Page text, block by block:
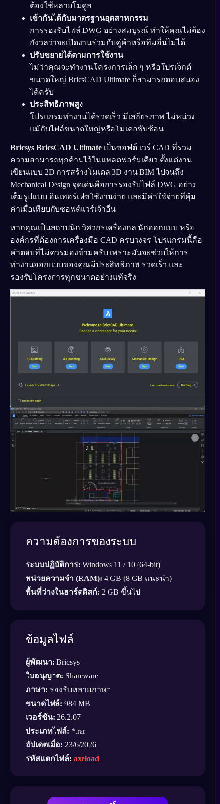
ต้องใช้หลายโมดูล
เข้ากันได้กับมาตรฐานอุตสาหกรรม
การรองรับไฟล์ DWG อย่างสมบูรณ์ ทำให้คุณไม่ต้อง
กังวลว่าจะเปิดงานร่วมกับคู่ค้าหรือทีมอื่นไม่ได้
ปรับขยายได้ตามการใช้งาน
ไม่ว่าคุณจะทำงานโครงการเล็ก ๆ หรือโปรเจ็กต์
ขนาดใหญ่ BricsCAD Ultimate ก็สามารถตอบสนอง
ได้ครับ
ประสิทธิภาพสูง
โปรแกรมทำงานได้รวดเร็ว มีเสถียรภาพ ไม่หน่วง
แม้กับไฟล์ขนาดใหญ่หรือโมเดลซับซ้อน
Bricsys BricsCAD Ultimate เป็นซอฟต์แวร์ CAD ที่รวม
ความสามารถทุกด้านไว้ในแพลตฟอร์มเดียว ตั้งแต่งาน
เขียนแบบ 2D การสร้างโมเดล 3D งาน BIM ไปจนถึง
Mechanical Design จุดเด่นคือการรองรับไฟล์ DWG อย่าง
เต็มรูปแบบ อินเทอร์เฟซใช้งานง่าย และมีค่าใช้จ่ายที่คุ้ม
ค่าเมื่อเทียบกับซอฟต์แวร์เจ้าอื่น
หากคุณเป็นสถาปนิก วิศวกรเครื่องกล นักออกแบบ หรือ
องค์กรที่ต้องการเครื่องมือ CAD ครบวงจร โปรแกรมนี้คือ
คำตอบที่ไม่ควรมองข้ามครับ เพราะมันจะช่วยให้การ
ทำงานออกแบบของคุณมีประสิทธิภาพ รวดเร็ว และ
รองรับโครงการทุกขนาดอย่างแท้จริง
ความต้องการของระบบ
ระบบปฏิบัติการ: Windows 11 / 10 (64-bit)
หน่วยความจำ (RAM): 4 GB (8 GB แนะนำ)
พื้นที่ว่างในฮาร์ดดิสก์: 2 GB ขึ้นไป
ข้อมูลไฟล์
ผู้พัฒนา: Bricsys
ใบอนุญาต: Shareware
ภาษา: รองรับหลายภาษา
ขนาดไฟล์: 984 MB
เวอร์ชัน: 26.2.07
ประเภทไฟล์: *.rar
อัปเดตเมื่อ: 23/6/2026
รหัสแตกไฟล์: axeload